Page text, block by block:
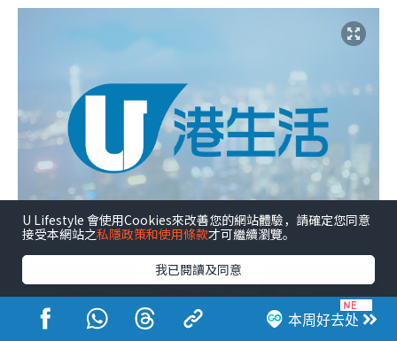
+4
本周好去处
U Lifestyle 會使用Cookies來改善您的網站體驗，請確定您同意
接受本網站之私隱政策和使用條款才可繼續瀏覽。
我已閱讀及同意